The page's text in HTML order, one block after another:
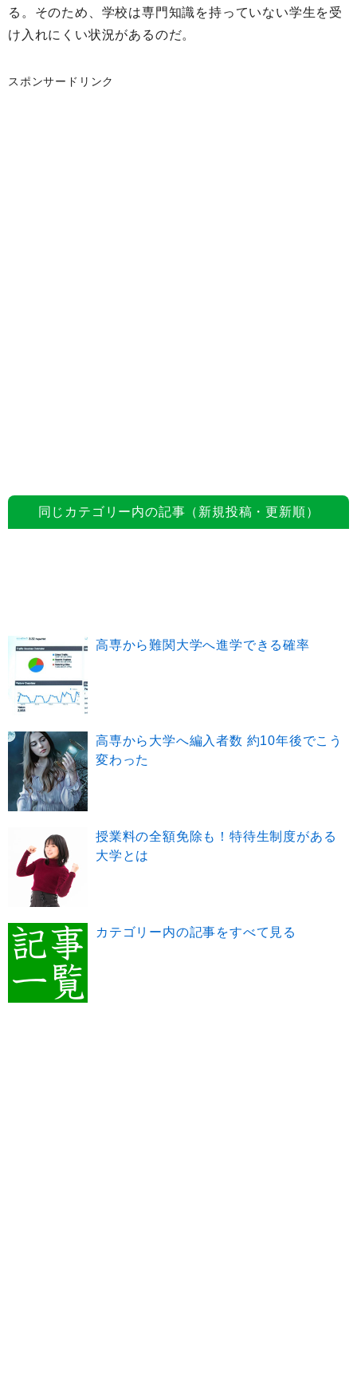
る。そのため、学校は専門知識を持っていない学生を受
け入れにくい状況があるのだ。
スポンサードリンク
同じカテゴリー内の記事（新規投稿・更新順）
高専から難関大学へ進学できる確率
高専から大学へ編入者数 約10年後でこう
変わった
授業料の全額免除も！特待生制度がある
大学とは
カテゴリー内の記事をすべて見る